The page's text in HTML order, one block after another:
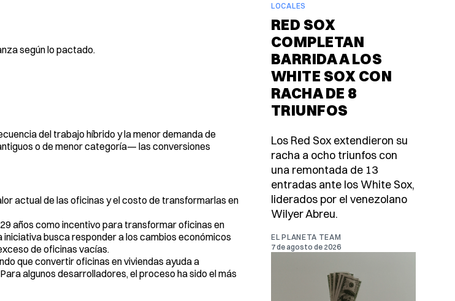
según lo pactado.
del trabajo híbrido y la menor demanda de
o de menor categoría— las conversiones
actual de las oficinas y el costo de transformarlas en
años como incentivo para transformar oficinas en
busca responder a los cambios económicos
de oficinas vacías.
que convertir oficinas en viviendas ayuda a
algunos desarrolladores, el proceso ha sido el más
LOCALES
RED SOX
COMPLETAN
BARRIDA A LOS
WHITE SOX CON
RACHA DE 8
TRIUNFOS
Los Red Sox extendieron su
racha a ocho triunfos con
una remontada de 13
entradas ante los White Sox,
liderados por el venezolano
Wilyer Abreu.
EL PLANETA TEAM
7 de agosto de 2026